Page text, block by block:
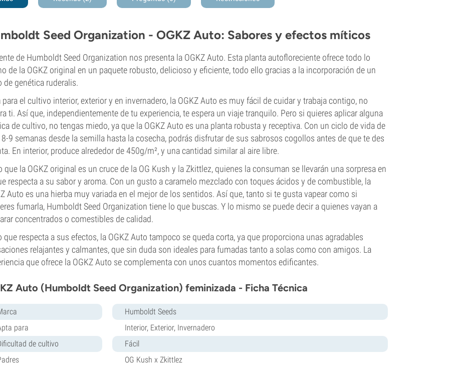
Seed Organization - OGKZ Auto: Sabores y efectos míticos
de Humboldt Seed Organization nos presenta la OGKZ Auto. Esta planta autofloreciente ofrece todo lo
de la OGKZ original en un paquete robusto, delicioso y eficiente, todo ello gracias a la incorporación de un
de genética ruderalis.
para el cultivo interior, exterior y en invernadero, la OGKZ Auto es muy fácil de cuidar y trabaja contigo, no
ti. Así que, independientemente de tu experiencia, te espera un viaje tranquilo. Pero si quieres aplicar alguna
de cultivo, no tengas miedo, ya que la OGKZ Auto es una planta robusta y receptiva. Con un ciclo de vida de
9 semanas desde la semilla hasta la cosecha, podrás disfrutar de sus sabrosos cogollos antes de que te des
En interior, produce alrededor de 450g/m², y una cantidad similar al aire libre.
que la OGKZ original es un cruce de la OG Kush y la Zkittlez, quienes la consuman se llevarán una sorpresa en
respecta a su sabor y aroma. Con un gusto a caramelo mezclado con toques ácidos y de combustible, la
Auto es una hierba muy variada en el mejor de los sentidos. Así que, tanto si te gusta vapear como si
fumarla, Humboldt Seed Organization tiene lo que buscas. Y lo mismo se puede decir a quienes vayan a
concentrados o comestibles de calidad.
que respecta a sus efectos, la OGKZ Auto tampoco se queda corta, ya que proporciona unas agradables
relajantes y calmantes, que sin duda son ideales para fumadas tanto a solas como con amigos. La
que ofrece la OGKZ Auto se complementa con unos cuantos momentos edificantes.
Auto (Humboldt Seed Organization) feminizada - Ficha Técnica
Humboldt Seeds
para
Interior, Exterior, Invernadero
de cultivo
Fácil
OG Kush x Zkittlez